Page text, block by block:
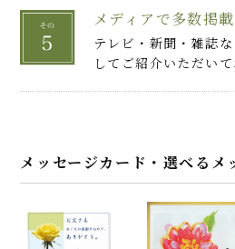
メディアで多数掲載
テレビ・新聞・雑誌
してご紹介いただいて
メッセージカード・選べるメ